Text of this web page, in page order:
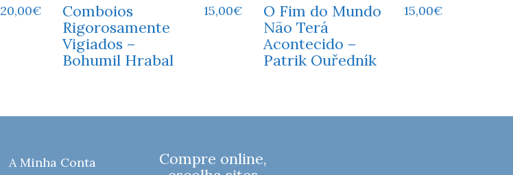
20,00€
Comboios
Rigorosamente
Vigiados –
Bohumil Hrabal
15,00€
O Fim do Mundo
Não Terá
Acontecido –
Patrik Ouředník
15,00€
A Minha Conta
Compre online,